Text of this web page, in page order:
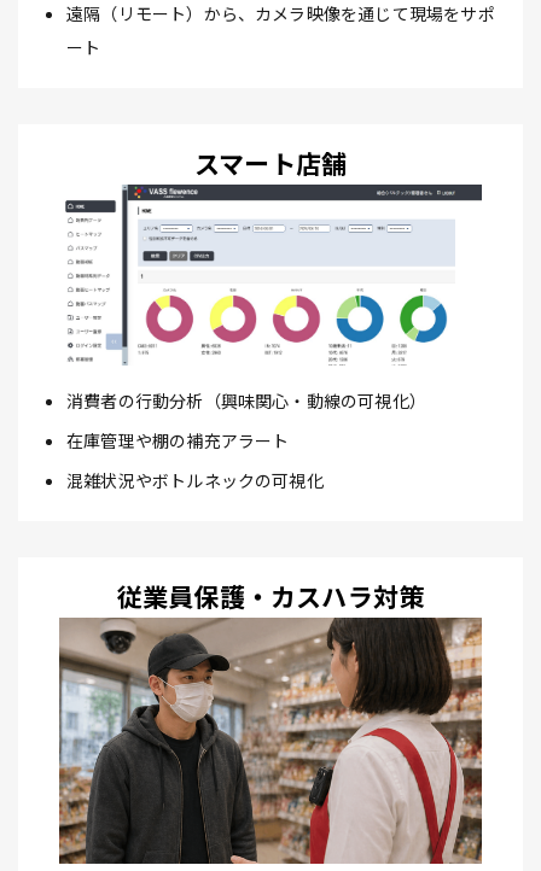
遠隔（リモート）から、カメラ映像を通じて現場をサポ
ート
スマート店舗
消費者の行動分析（興味関心・動線の可視化）
在庫管理や棚の補充アラート
混雑状況やボトルネックの可視化
従業員保護・カスハラ対策